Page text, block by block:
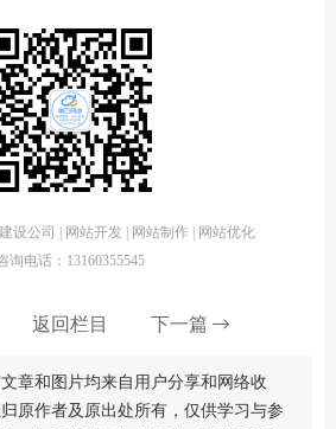
设公司 | 网站开发 | 网站制作 | 网站优化
询电话：13160355545
返回栏目 下一篇
章和图片均来自用户分享和网络收
原作者及原出处所有，仅供学习与参